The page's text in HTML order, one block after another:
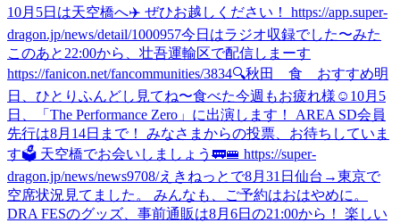
10月5日は天空橋へ✈️ ぜひお越しください！ https://app.super-
dragon.jp/news/detail/1000957今日はラジオ収録でした〜みた
このあと22:00から、壮吾運輸区で配信しまーす
https://fanicon.net/fancommunities/3834🔍秋田 食 おすすめ明
日、ひとりふんどし見てね〜食べた今週もお疲れ様☺️ 10月5
日、「The Performance Zero」に出演します！ AREA SD会員
先行は8月14日まで！ みなさまからの投票、お待ちしていま
す🗳️ 天空橋でお会いしましょう🚃🚝 https://super-
dragon.jp/news/news9708/えきねっとで8月31日仙台→東京で
空席状況見てました。 みんなも、ご予約はおはやめに。
DRA FESのグッズ、事前通販は8月6日の21:00から！ 楽しい